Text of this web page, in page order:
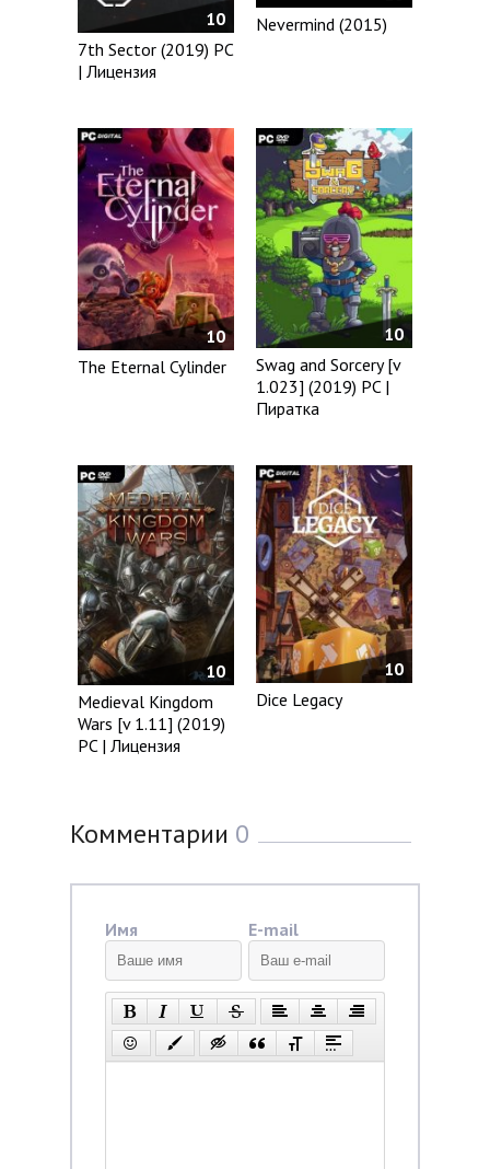
10
7th Sector (2019) PC
| Лицензия
Nevermind (2015)
10
The Eternal Cylinder
10
Swag and Sorcery [v
1.023] (2019) PC |
Пиратка
10
Medieval Kingdom
Wars [v 1.11] (2019)
PC | Лицензия
10
Dice Legacy
Комментарии 0
Имя E-mail